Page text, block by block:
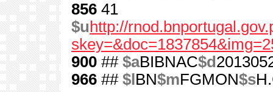
856 41
$u http://
900 ## $aBIBNAC$d
966 ## $l BN$mFGMON$s